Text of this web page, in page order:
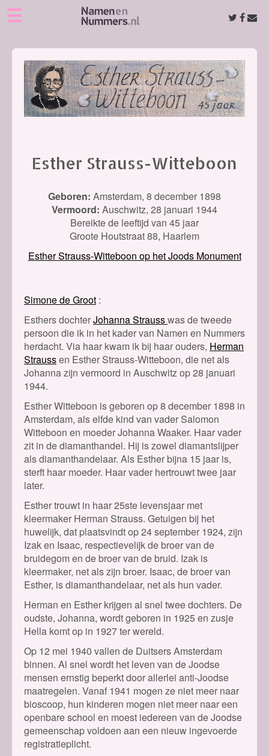
☰
Esther Strauss-Witteboon
Geboren: Amsterdam, 8 december 1898
Vermoord: Auschwitz, 28 januari 1944
Bereikte de leeftijd van 45 jaar
Groote Houtstraat 88, Haarlem
Esther Strauss-Witteboon op het Joods Monument
Simone de Groot
Esthers dochterJohanna Strausswas de tweede
persoon die ik in het kader van Namen en Nummers
herdacht. Via haar kwam ik bij haar ouders, Herman
Straussen Esther Strauss-Witteboon, die net als
Johanna zijn vermoord in Auschwitz op 28 januari
1944.
Esther Witteboon is geboren op 8 december 1898 in
Amsterdam, als elfde kind van vader Salomon
Witteboon en moeder Johanna Waaker. Haar vader
zit in de diamanthandel. Hij is zowel diamantslijper
als diamanthandelaar. Als Esther bijna 15 jaar is,
sterft haar moeder. Haar vader hertrouwt twee jaar
later.
Esther trouwt in haar 25ste levensjaar met
kleermaker Herman Strauss. Getuigen bij het
huwelijk, dat plaatsvindt op 24 september 1924, zijn
Izak en Isaac, respectievelijk de broer van de
bruidegom en de broer van de bruid. Izak is
kleermaker, net als zijn broer. Isaac, de broer van
Esther, is diamanthandelaar, net als hun vader.
Herman en Esther krijgen al snel twee dochters. De
oudste, Johanna, wordt geboren in 1925 en zusje
Hella komt op in 1927 ter wereld.
Op 12 mei 1940 vallen de Duitsers Amsterdam
binnen. Al snel wordt het leven van de Joodse
mensen ernstig beperkt door allerlei anti-Joodse
maatregelen. Vanaf 1941 mogen ze niet meer naar
bioscoop, hun kinderen mogen niet meer naar een
openbare school en moest iedereen van de Joodse
gemeenschap voldoen aan een nieuw ingevoerde
registratieplicht.